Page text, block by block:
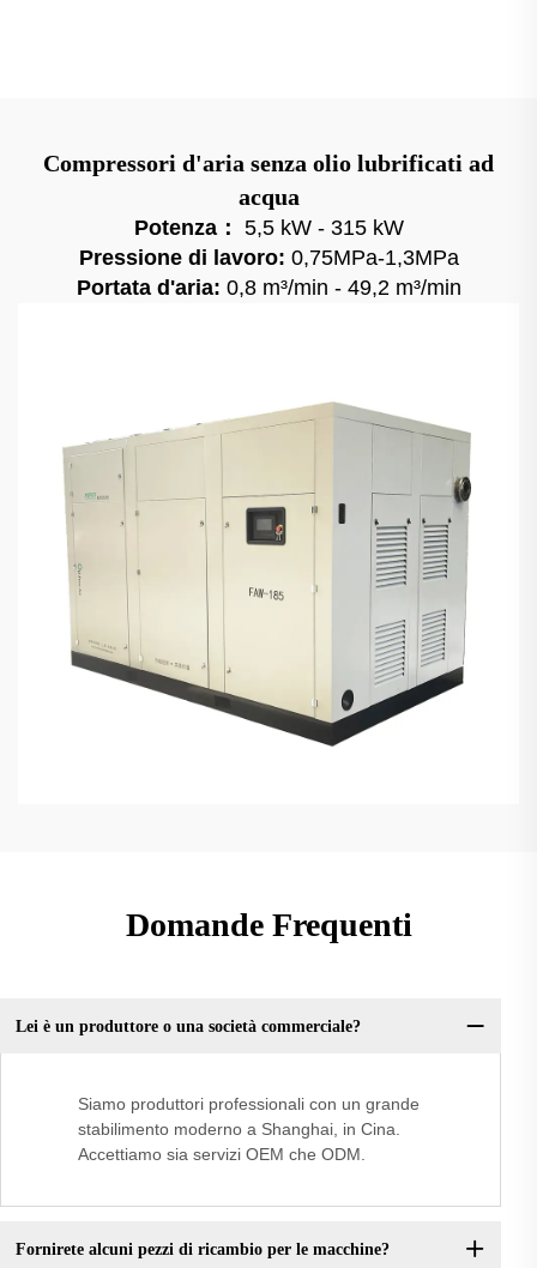
Compressori d'aria senza olio lubrificati ad
acqua
Potenza： 5,5 kW - 315 kW
Pressione di lavoro: 0,75MPa-1,3MPa
Portata d'aria: 0,8 m³/min - 49,2 m³/min
Domande Frequenti
Lei è un produttore o una società commerciale?
Siamo produttori professionali con un grande
stabilimento moderno a Shanghai, in Cina.
Accettiamo sia servizi OEM che ODM.
Fornirete alcuni pezzi di ricambio per le macchine?